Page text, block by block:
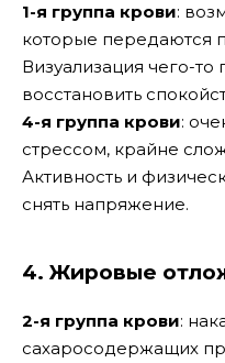
1-я группа крови:
которые передаются
Визуализация чего-то
восстановить
4-я группа крови:
стрессом, крайне
Активность и
снять напряжение.
4. Жировые
2-я группа крови:
сахаросодержащих